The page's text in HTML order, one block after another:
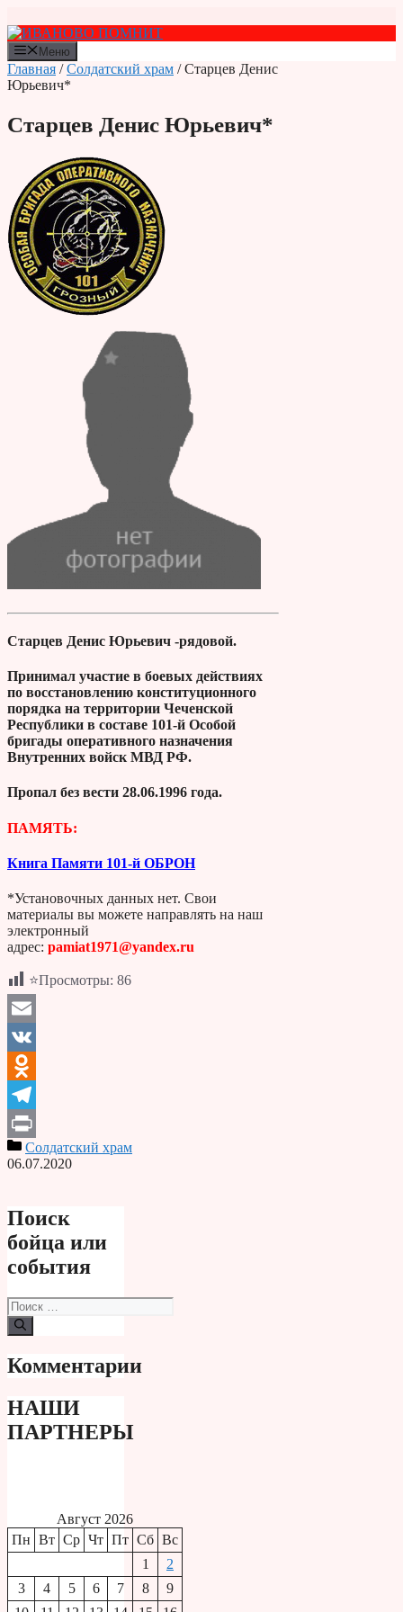
к
содержимому
Меню
Главная /Солдатский храм / Старцев Денис
Юрьевич*
Старцев Денис Юрьевич*
Старцев Денис Юрьевич -рядовой.
Принимал участие в боевых действиях
по восстановлению конституционного
порядка на территории Чеченской
Республики в составе 101-й Особой
бригады оперативного назначения
Внутренних войск МВД РФ.
Пропал без вести 28.06.1996 года.
ПАМЯТЬ:
Книга Памяти 101-й ОБРОН
*Установочных данных нет. Свои
материалы вы можете направлять на наш
электронный
адрес: pamiat1971@yandex.ru
⭐Просмотры: 86
Email
VK
Odnoklassniki
Telegram
PrintСолдатский храм
06.07.2020
Поиск
бойца или
события
Поиск:
Комментарии
НАШИ
ПАРТНЕРЫ
Август 2026
Пн Вт Ср Чт Пт Сб Вс
1
2
3
4 5 6 7 8
9